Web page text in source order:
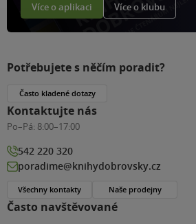
Více o aplikaci Více o klubu
Často navštěvované
Potřebujete s něčím poradit?
Často kladené dotazy
Kontaktujte nás
Po–Pá: 8:00–17:00
542 220 320
poradime@knihydobrovsky.cz
Všechny kontakty Naše prodejny